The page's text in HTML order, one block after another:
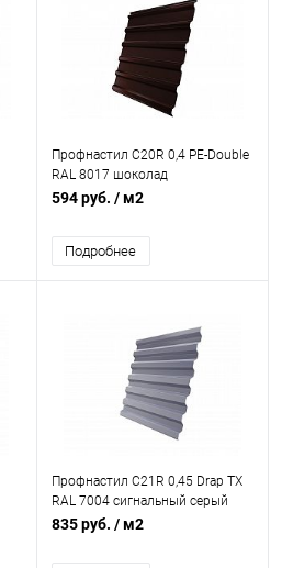
Профнастил С20R 0,4 PE-Double
RAL 8017 шоколад
594 руб. / м2
Подробнее
Профнастил С21R 0,45 Drap TX
RAL 7004 сигнальный серый
835 руб. / м2